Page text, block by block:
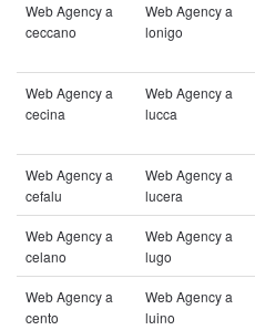
Web Agency a
ceccano
Web Agency a
lonigo
Web Agency a
cecina
Web Agency a
lucca
Web Agency a
cefalu
Web Agency a
lucera
Web Agency a
celano
Web Agency a
lugo
Web Agency a
cento
Web Agency a
luino